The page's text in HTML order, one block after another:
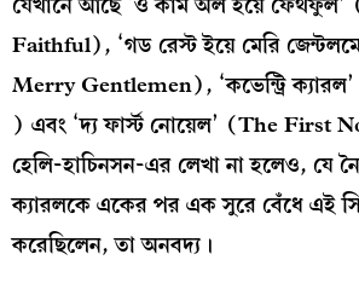
Faithful), ‘গড রেস্ট ইয়ে মেরি
Merry Gentlemen), ‘কভেন্ট্রি
) এবং ‘দ্য ফার্স্ট নোয়েল’ (The First
হেলি-হাচিনসন-এর লেখা না হলেও, যে
ক্যারলকে একের পর এক সুরে বেঁধে এই
করেছিলেন, তা অনবদ্য।